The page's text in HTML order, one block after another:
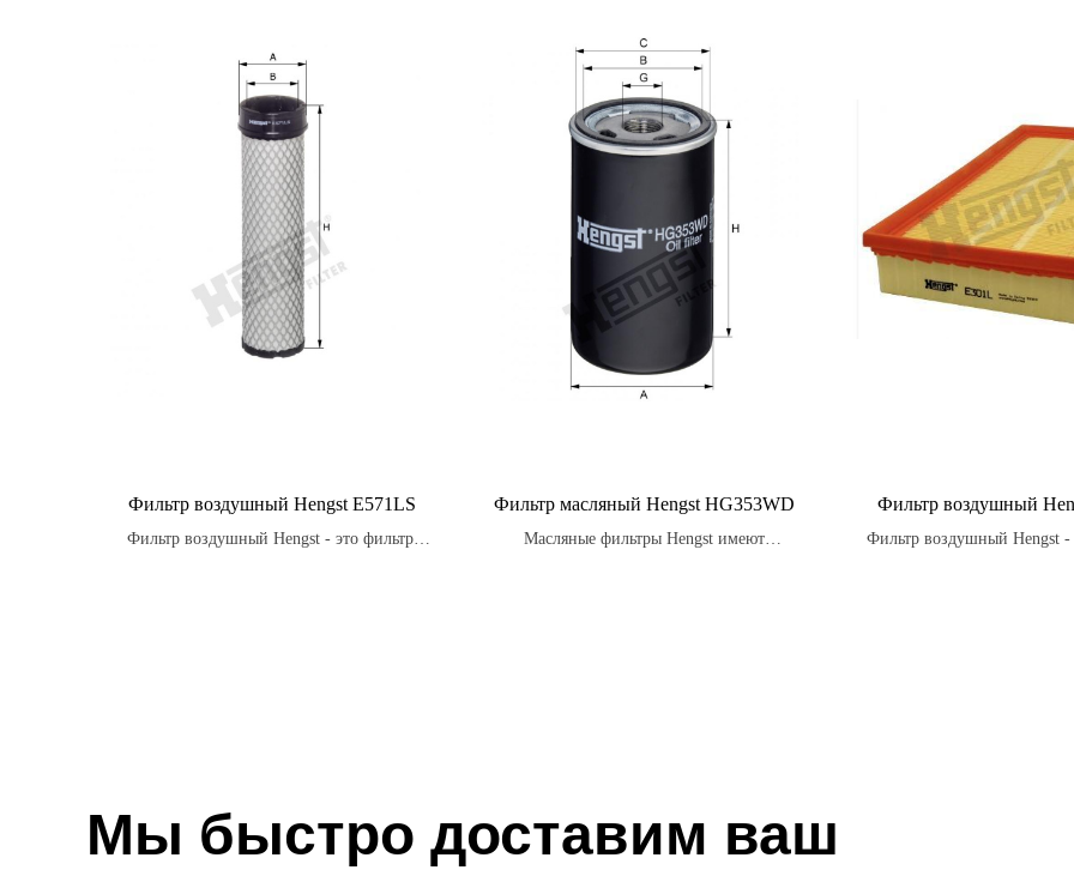
Фильтр воздушный Hengst E571LS
Фильтр воздушный Hengst - это фильтр,
Фильтр масляный Hengst HG353WD
Масляные фильтры Hengst имеют
Фильтр воздушный
Фильтр воздушный Hengst -
Мы быстро доставим ваш